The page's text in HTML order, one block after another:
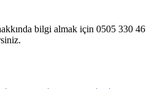
bilgi almak için 0505 330 46